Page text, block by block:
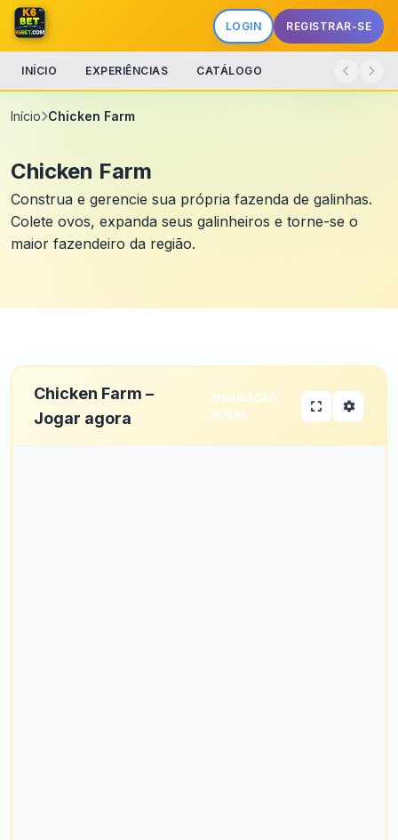
LOGIN REGISTRAR-SE
INÍCIO EXPERIÊNCIAS CATÁLOGO
Início Chicken Farm
Chicken Farm
Construa e gerencie sua própria fazenda de galinhas.
Colete ovos, expanda seus galinheiros e torne-se o
maior fazendeiro da região.
Chicken Farm –
Jogar agora
SIMULAÇÃO
RURAL